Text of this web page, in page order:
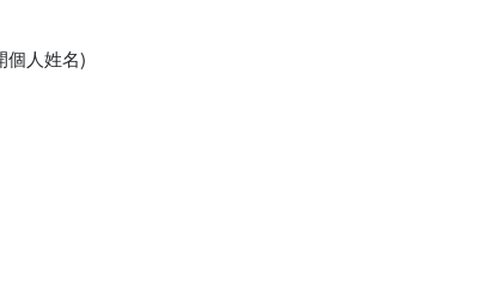
個人姓名)